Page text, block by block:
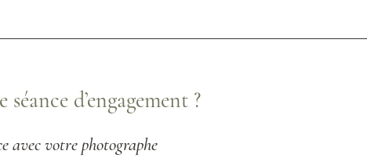
d’engagement ?
avec votre photographe